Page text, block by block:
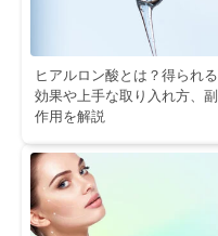
ヒアルロン酸とは？得られる
効果や上手な取り入れ方、副
作用を解説